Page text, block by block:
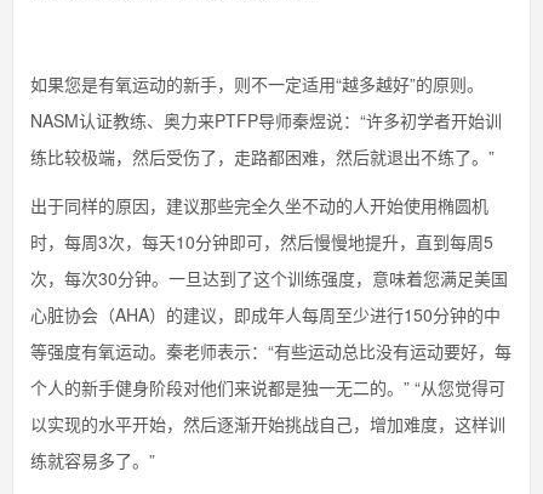
如果您是有氧运动的新手，则不一定适用“越多越好”的原则。
NASM认证教练、奥力来PTFP导师秦煜说：“许多初学者开始训
练比较极端，然后受伤了，走路都困难，然后就退出不练了。”
出于同样的原因，建议那些完全久坐不动的人开始使用椭圆机
时，每周3次，每天10分钟即可，然后慢慢地提升，直到每周5
次，每次30分钟。一旦达到了这个训练强度，意味着您满足美国
心脏协会（AHA）的建议，即成年人每周至少进行150分钟的中
等强度有氧运动。秦老师表示：“有些运动总比没有运动要好，每
个人的新手健身阶段对他们来说都是独一无二的。” “从您觉得可
以实现的水平开始，然后逐渐开始挑战自己，增加难度，这样训
练就容易多了。”